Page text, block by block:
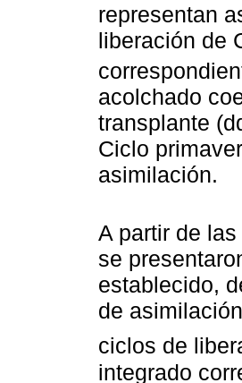
representan
liberación de
acolchado
transplante
Ciclo
asimilación.
A partir de
se
establecido,
de
ciclos de
integrado